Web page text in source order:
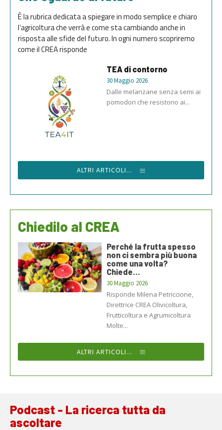
È la rubrica dedicata a spiegare in modo semplice e chiaro
l’agricoltura che verrà e come sta cambiando anche in
risposta alle sfide del futuro. In ogni numero scopriremo
come il CREA risponde
TEA di contorno
30 Maggio 2026
Dalle melanzane senza semi ai
pomodori che resistono ai...
ALTRI ARTICOLI...
Chiedilo al CREA
Perché la frutta spesso
non ci sembra più buona
come una volta?
Chiede...
30 Maggio 2026
Risponde Milena Petriccione,
Direttrice CREA Olivicoltura,
Frutticoltura e Agrumicoltura
Molte...
ALTRI ARTICOLI...
Podcast - La ricerca tutta da
ascoltare